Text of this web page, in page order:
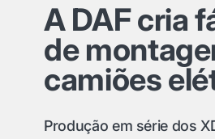
A DAF cria
de
camiões
Produção em série dos